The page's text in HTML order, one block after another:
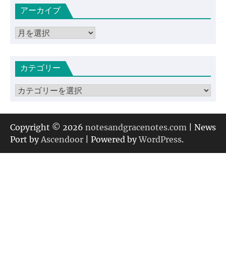
アーカイブ
ア
イカテゴリー
カ
ゴ
リ
ー
Copyright © 2026 notesandgracenotes.com | News
Port byAscendoor | Powered byWordPress.